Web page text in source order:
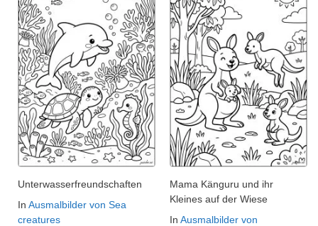
Unterwasserfreundschaften
In Ausmalbilder von Sea
creatures
Mama Känguru und ihr
Kleines auf der Wiese
In Ausmalbilder von